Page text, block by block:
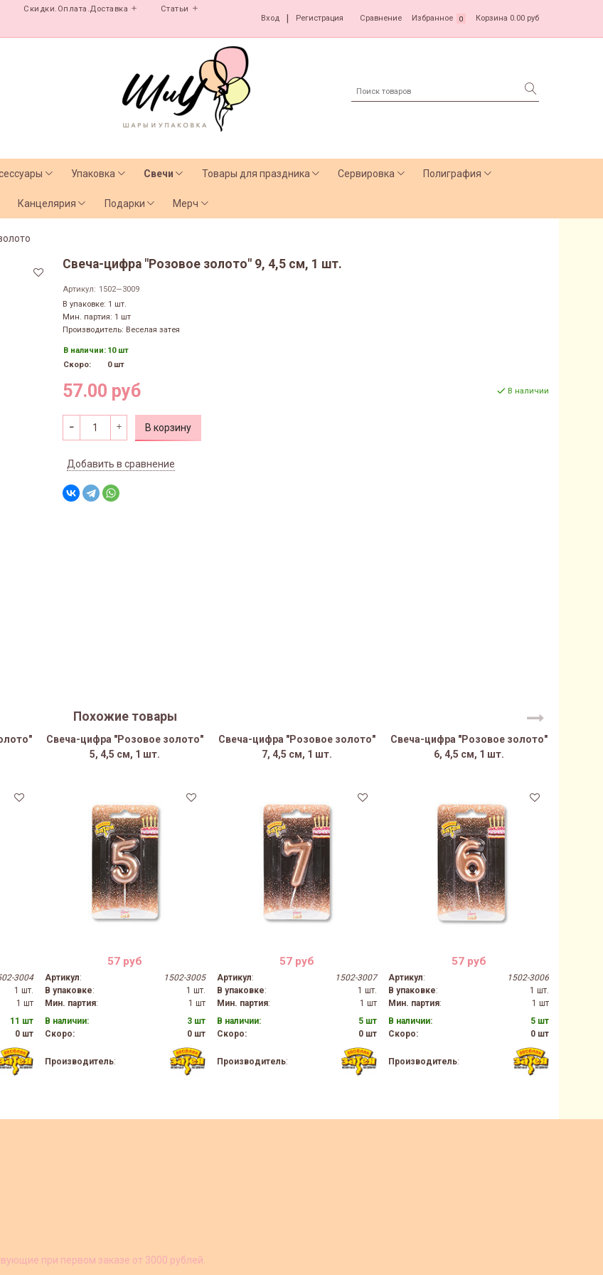
Скидки.Оплата.Доставка Статьи
Вход Регистрация Сравнение Избранное 0 Корзина 0.00 руб
Упаковка Свечи Товары для праздника Сервировка Полиграфия
Канцелярия Подарки Мерч
Свеча-цифра "Розовое золото" 9, 4,5 см, 1 шт.
Артикул: 1502—3009
В упаковке: 1 шт.
Мин. партия: 1 шт
Производитель: Веселая затея
В наличии: 10 шт
Скоро:
0 шт
57.00 руб В наличии
В корзину
Добавить в сравнение
Похожие товары
3004
1 шт.
1 шт
11 шт
0 шт
Свеча-цифра "Розовое золото"
5, 4,5 см, 1 шт.
57 руб
Артикул:
1502-3005
В упаковке:
1 шт.
Мин. партия:
1 шт
В наличии:
3 шт
Скоро:
0 шт
Производитель:
Свеча-цифра "Розовое золото"
7, 4,5 см, 1 шт.
57 руб
Артикул:
1502-3007
В упаковке:
1 шт.
Мин. партия:
1 шт
В наличии:
5 шт
Скоро:
0 шт
Производитель:
Свеча-цифра "Розовое золото"
6, 4,5 см, 1 шт.
57 руб
Артикул:
1502-3006
В упаковке:
1 шт.
Мин. партия:
1 шт
В наличии:
5 шт
Скоро:
0 шт
Производитель:
при первом заказе от 3000 рублей.